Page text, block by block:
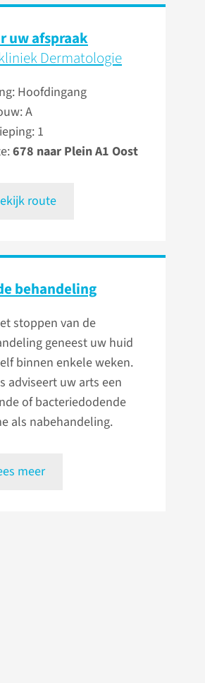
uw afspraak
Dermatologie
Hoofdingang
A
1
678 naar Plein A1 Oost
route
behandeling
stoppen van de
geneest uw huid
binnen enkele weken.
adviseert uw arts een
of bacteriedodende
als nabehandeling.
meer